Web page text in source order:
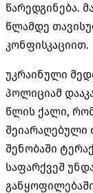
წარედგინება.
წლამდე
კონფისკაციით.
უკრაინული
პოლიციამ
წლის ქალი,
შეიარაღებული
შენობაში
საფარქვეშ